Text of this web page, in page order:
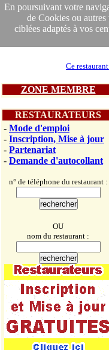
En poursuivant votre
de Cookies ou
ciblées adaptés à vos
Ce
ZONE MEMBRE
RESTAURATEURS
- Mode d'emploi
- Inscription, Mise à jour
- Partenariat
- Demande d'autocollant
n° de téléphone du restaurant :
OU
nom du restaurant :